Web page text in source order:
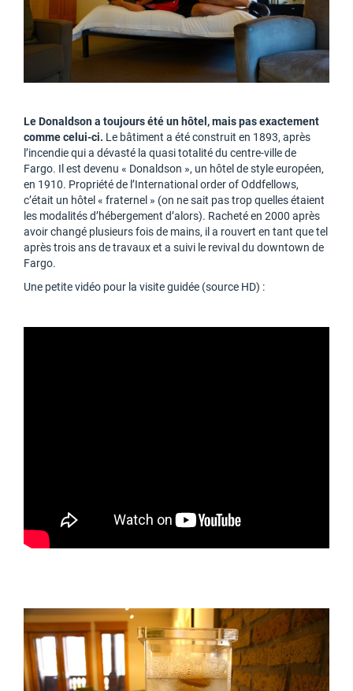
Le Donaldson a toujours été un hôtel, mais pas exactement
comme celui-ci. Le bâtiment a été construit en 1893, après
l’incendie qui a dévasté la quasi totalité du centre-ville de
Fargo. Il est devenu « Donaldson », un hôtel de style européen,
en 1910. Propriété de l’International order of Oddfellows,
c’était un hôtel « fraternel » (on ne sait pas trop quelles étaient
les modalités d’hébergement d’alors). Racheté en 2000 après
avoir changé plusieurs fois de mains, il a rouvert en tant que tel
après trois ans de travaux et a suivi le revival du downtown de
Fargo.
Une petite vidéo pour la visite guidée (source HD) :